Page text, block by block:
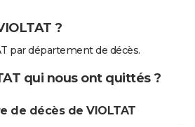
?
par département de décès.
qui nous ont quittés ?
de décès de VIOLTAT